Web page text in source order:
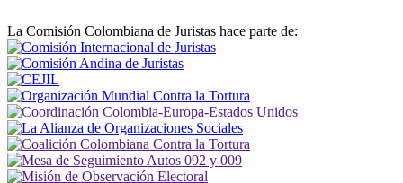
La Comisión Colombiana de Juristas hace parte de: